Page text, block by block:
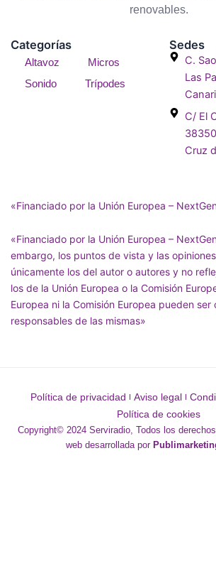
renovables.
Categorías
Altavoz
Micros
Sonido
Trípodes
Sedes
C.
Las
C/ El
Cruz
«Financiado por la Unión Europea –
«Financiado por la Unión Europea –
embargo, los puntos de vista y las
únicamente los del autor o autores y no
los de la Unión Europea o la Comisión
Europea ni la Comisión Europea pueden ser
responsables de las mismas»
Política de privacidad Aviso legal
Política de cookies
Copyright© 2024 Serviradio, Todos los
web desarrollada por